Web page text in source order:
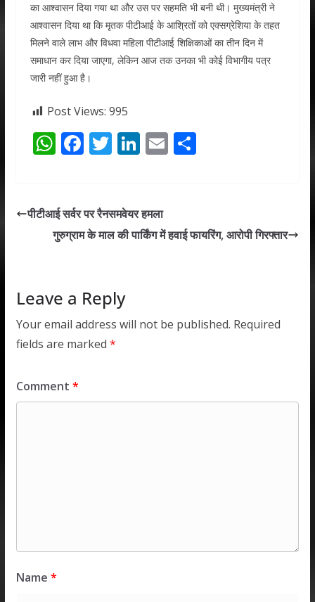
का आश्वासन दिया गया था और उस पर सहमति भी बनी थी। मुख्यमंत्री ने
आश्वासन दिया था कि मृतक पीटीआई के आश्रितों को एक्सग्रेशिया के तहत
मिलने वाले लाभ और विधवा महिला पीटीआई शिक्षिकाओं का तीन दिन में
समाधान कर दिया जाएगा, लेकिन आज तक उनका भी कोई विभागीय पत्र
जारी नहीं हुआ है।
Post Views: 995
W
s
A
F
b
o
T
er
Li
e
dI
E S
पीटीआई सर्वर पर रैनसमवेयर हमला
गुरुग्राम के माल की पार्किंग में हवाई फायरिंग, आरोपी गिरफ्तार
Leave a Reply
Your email address will not be published. Required
fields are marked *
Comment *
Name *